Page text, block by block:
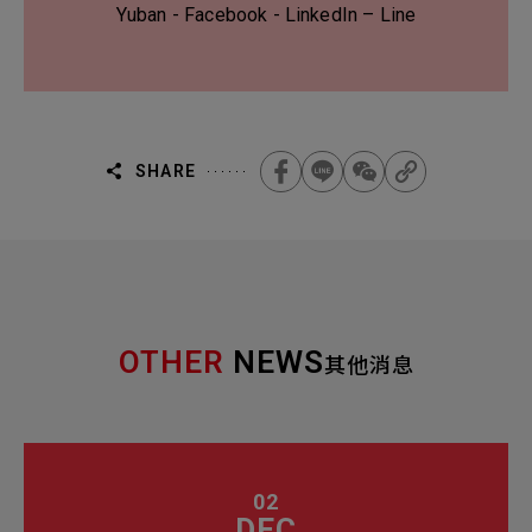
Yuban - Facebook - LinkedIn – Line
SHARE
OTHER NEWS其他消息
02